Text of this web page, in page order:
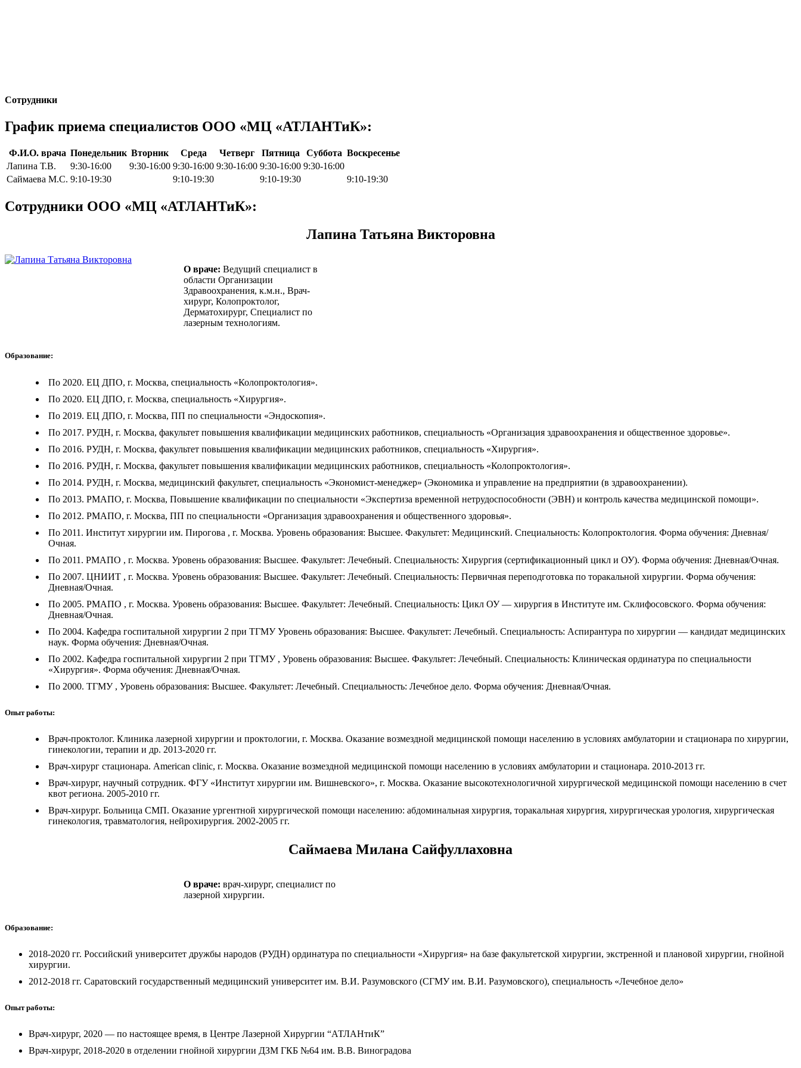
Сотрудники
График приема специалистов ООО «МЦ «АТЛАНТиК»:
Ф.И.О. врача Понедельник Вторник Среда Четверг Пятница Суббота Воскресенье
Лапина Т.В.
9:30-16:00 9:30-16:00 9:30-16:00 9:30-16:00 9:30-16:00 9:30-16:00
Саймаева М.С. 9:10-19:30 9:10-19:30 9:10-19:30 9:10-19:30
Сотрудники ООО «МЦ «АТЛАНТиК»:
Лапина Татьяна Викторовна
О враче: Ведущий специалист в
области Организации
Здравоохранения, к.м.н., Врач-
хирург, Колопроктолог,
Дерматохирург, Специалист по
лазерным технологиям.
Образование:
По 2020. ЕЦ ДПО, г. Москва, специальность «Колопроктология».
По 2020. ЕЦ ДПО, г. Москва, специальность «Хирургия».
По 2019. ЕЦ ДПО, г. Москва, ПП по специальности «Эндоскопия».
По 2017. РУДН, г. Москва, факультет повышения квалификации медицинских работников, специальность «Организация здравоохранения и общественное здоровье».
По 2016. РУДН, г. Москва, факультет повышения квалификации медицинских работников, специальность «Хирургия».
По 2016. РУДН, г. Москва, факультет повышения квалификации медицинских работников, специальность «Колопроктология».
По 2014. РУДН, г. Москва, медицинский факультет, специальность «Экономист-менеджер» (Экономика и управление на предприятии (в здравоохранении).
По 2013. РМАПО, г. Москва, Повышение квалификации по специальности «Экспертиза временной нетрудоспособности (ЭВН) и контроль качества медицинской помощи».
По 2012. РМАПО, г. Москва, ПП по специальности «Организация здравоохранения и общественного здоровья».
По 2011. Институт хирургии им. Пирогова , г. Москва. Уровень образования: Высшее. Факультет: Медицинский. Специальность: Колопроктология. Форма обучения: Дневная/
Очная.
По 2011. РМАПО , г. Москва. Уровень образования: Высшее. Факультет: Лечебный. Специальность: Хирургия (сертификационный цикл и ОУ). Форма обучения: Дневная/Очная.
По 2007. ЦНИИТ , г. Москва. Уровень образования: Высшее. Факультет: Лечебный. Специальность: Первичная переподготовка по торакальной хирургии. Форма обучения:
Дневная/Очная.
По 2005. РМАПО , г. Москва. Уровень образования: Высшее. Факультет: Лечебный. Специальность: Цикл ОУ — хирургия в Институте им. Склифосовского. Форма обучения:
Дневная/Очная.
По 2004. Кафедра госпитальной хирургии 2 при ТГМУ Уровень образования: Высшее. Факультет: Лечебный. Специальность: Аспирантура по хирургии — кандидат медицинских
наук. Форма обучения: Дневная/Очная.
По 2002. Кафедра госпитальной хирургии 2 при ТГМУ , Уровень образования: Высшее. Факультет: Лечебный. Специальность: Клиническая ординатура по специальности
«Хирургия». Форма обучения: Дневная/Очная.
По 2000. ТГМУ , Уровень образования: Высшее. Факультет: Лечебный. Специальность: Лечебное дело. Форма обучения: Дневная/Очная.
Опыт работы:
Врач-проктолог. Клиника лазерной хирургии и проктологии, г. Москва. Оказание возмездной медицинской помощи населению в условиях амбулатории и стационара по хирургии,
гинекологии, терапии и др. 2013-2020 гг.
Врач-хирург стационара. American clinic, г. Москва. Оказание возмездной медицинской помощи населению в условиях амбулатории и стационара. 2010-2013 гг.
Врач-хирург, научный сотрудник. ФГУ «Институт хирургии им. Вишневского», г. Москва. Оказание высокотехнологичной хирургической медицинской помощи населению в счет
квот региона. 2005-2010 гг.
Врач-хирург. Больница СМП. Оказание ургентной хирургической помощи населению: абдоминальная хирургия, торакальная хирургия, хирургическая урология, хирургическая
гинекология, травматология, нейрохирургия. 2002-2005 гг.
Саймаева Милана Сайфуллаховна
О враче: врач-хирург, специалист по
лазерной хирургии.
Образование:
2018-2020 гг. Российский университет дружбы народов (РУДН) ординатура по специальности «Хирургия» на базе факультетской хирургии, экстренной и плановой хирургии, гнойной
хирургии.
2012-2018 гг. Саратовский государственный медицинский университет им. В.И. Разумовского (СГМУ им. В.И. Разумовского), специальность «Лечебное дело»
Опыт работы:
Врач-хирург, 2020 — по настоящее время, в Центре Лазерной Хирургии “АТЛАНтиК”
Врач-хирург, 2018-2020 в отделении гнойной хирургии ДЗМ ГКБ №64 им. В.В. Виноградова